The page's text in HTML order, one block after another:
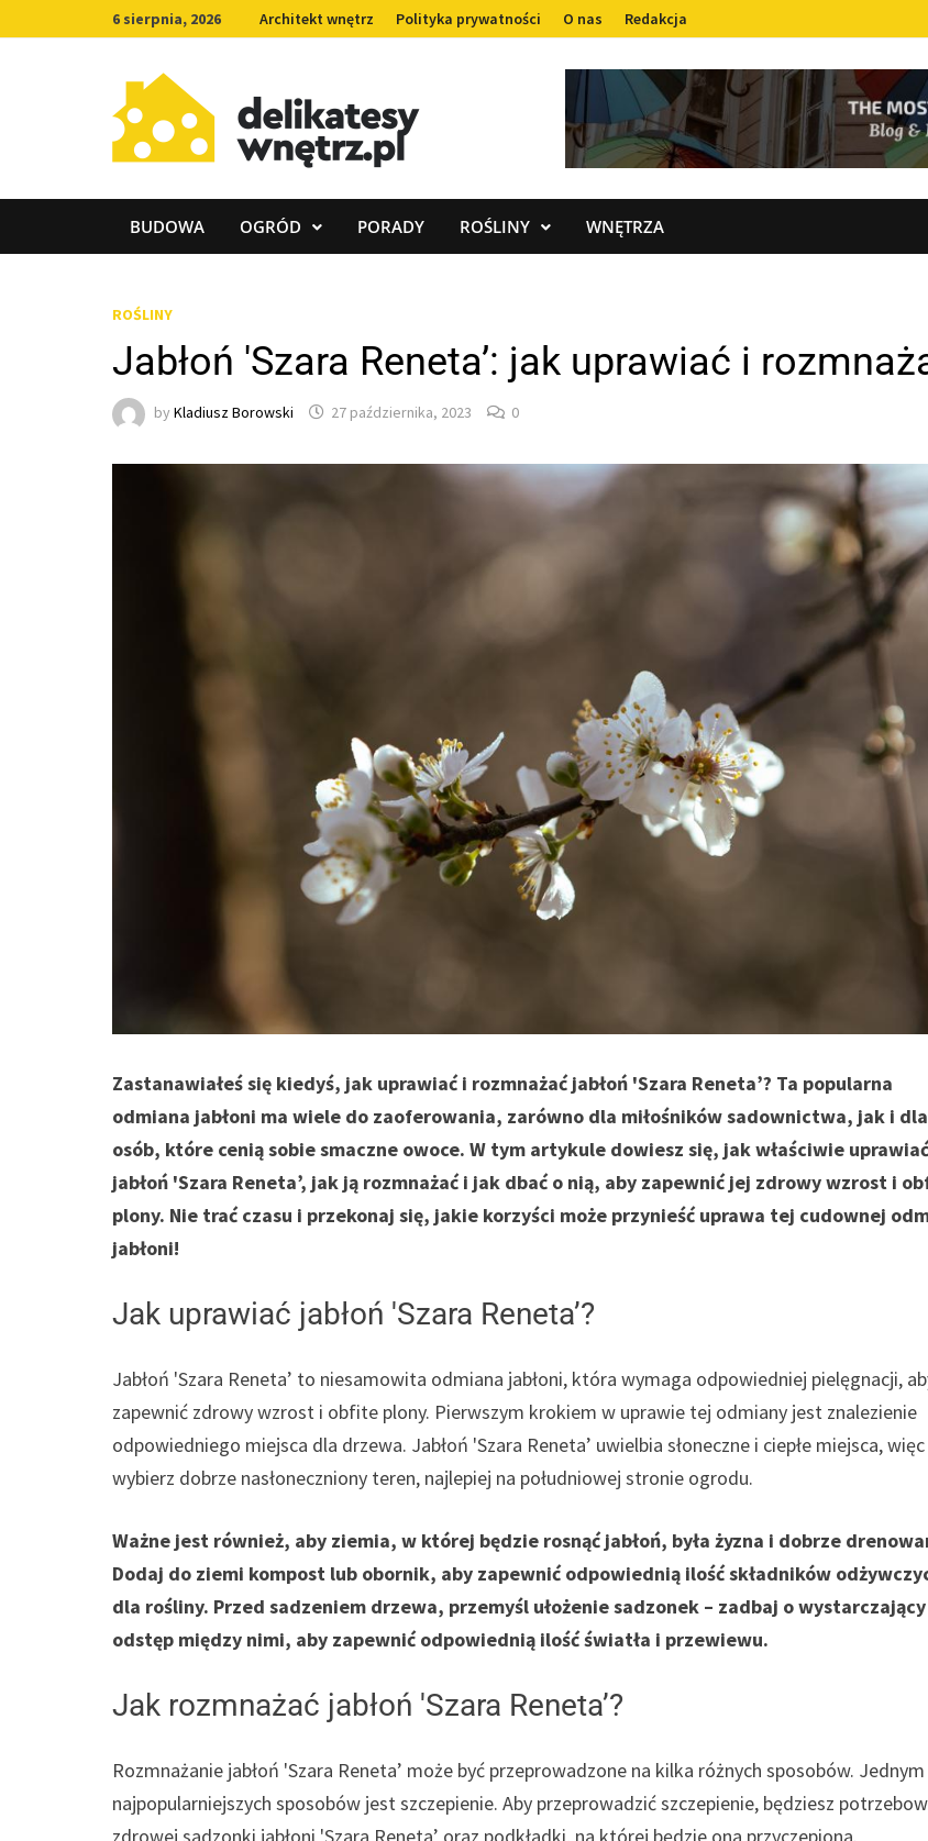
to
6 sierpnia, 2026 Architekt wnętrz Polityka prywatności O nas Redakcja
BUDOWA OGRÓD PORADY ROŚLINY WNĘTRZA
ROŚLINY
Jabłoń 'Szara Reneta’: jak uprawiać i
by Kladiusz Borowski 27 października, 2023 0
Zastanawiałeś się kiedyś, jak uprawiać i rozmnażać jabłoń 'Szara Reneta’? Ta popularna
odmiana jabłoni ma wiele do zaoferowania, zarówno dla miłośników sadownictwa, jak i dla
osób, które cenią sobie smaczne owoce. W tym artykule dowiesz się, jak właściwie uprawiać
jabłoń 'Szara Reneta’, jak ją rozmnażać i jak dbać o nią, aby zapewnić jej zdrowy wzrost i
plony. Nie trać czasu i przekonaj się, jakie korzyści może przynieść uprawa tej cudownej
jabłoni!
Jak uprawiać jabłoń 'Szara Reneta’?
Jabłoń 'Szara Reneta’ to niesamowita odmiana jabłoni, która wymaga odpowiedniej pielęgnacji,
zapewnić zdrowy wzrost i obfite plony. Pierwszym krokiem w uprawie tej odmiany jest znalezienie
odpowiedniego miejsca dla drzewa. Jabłoń 'Szara Reneta’ uwielbia słoneczne i ciepłe miejsca, więc
wybierz dobrze nasłoneczniony teren, najlepiej na południowej stronie ogrodu.
Ważne jest również, aby ziemia, w której będzie rosnąć jabłoń, była żyzna i dobrze
Dodaj do ziemi kompost lub obornik, aby zapewnić odpowiednią ilość składników
dla rośliny. Przed sadzeniem drzewa, przemyśl ułożenie sadzonek – zadbaj o wystarczający
odstęp między nimi, aby zapewnić odpowiednią ilość światła i przewiewu.
Jak rozmnażać jabłoń 'Szara Reneta’?
Rozmnażanie jabłoń 'Szara Reneta’ może być przeprowadzone na kilka różnych sposobów. Jednym
najpopularniejszych sposobów jest szczepienie. Aby przeprowadzić szczepienie, będziesz